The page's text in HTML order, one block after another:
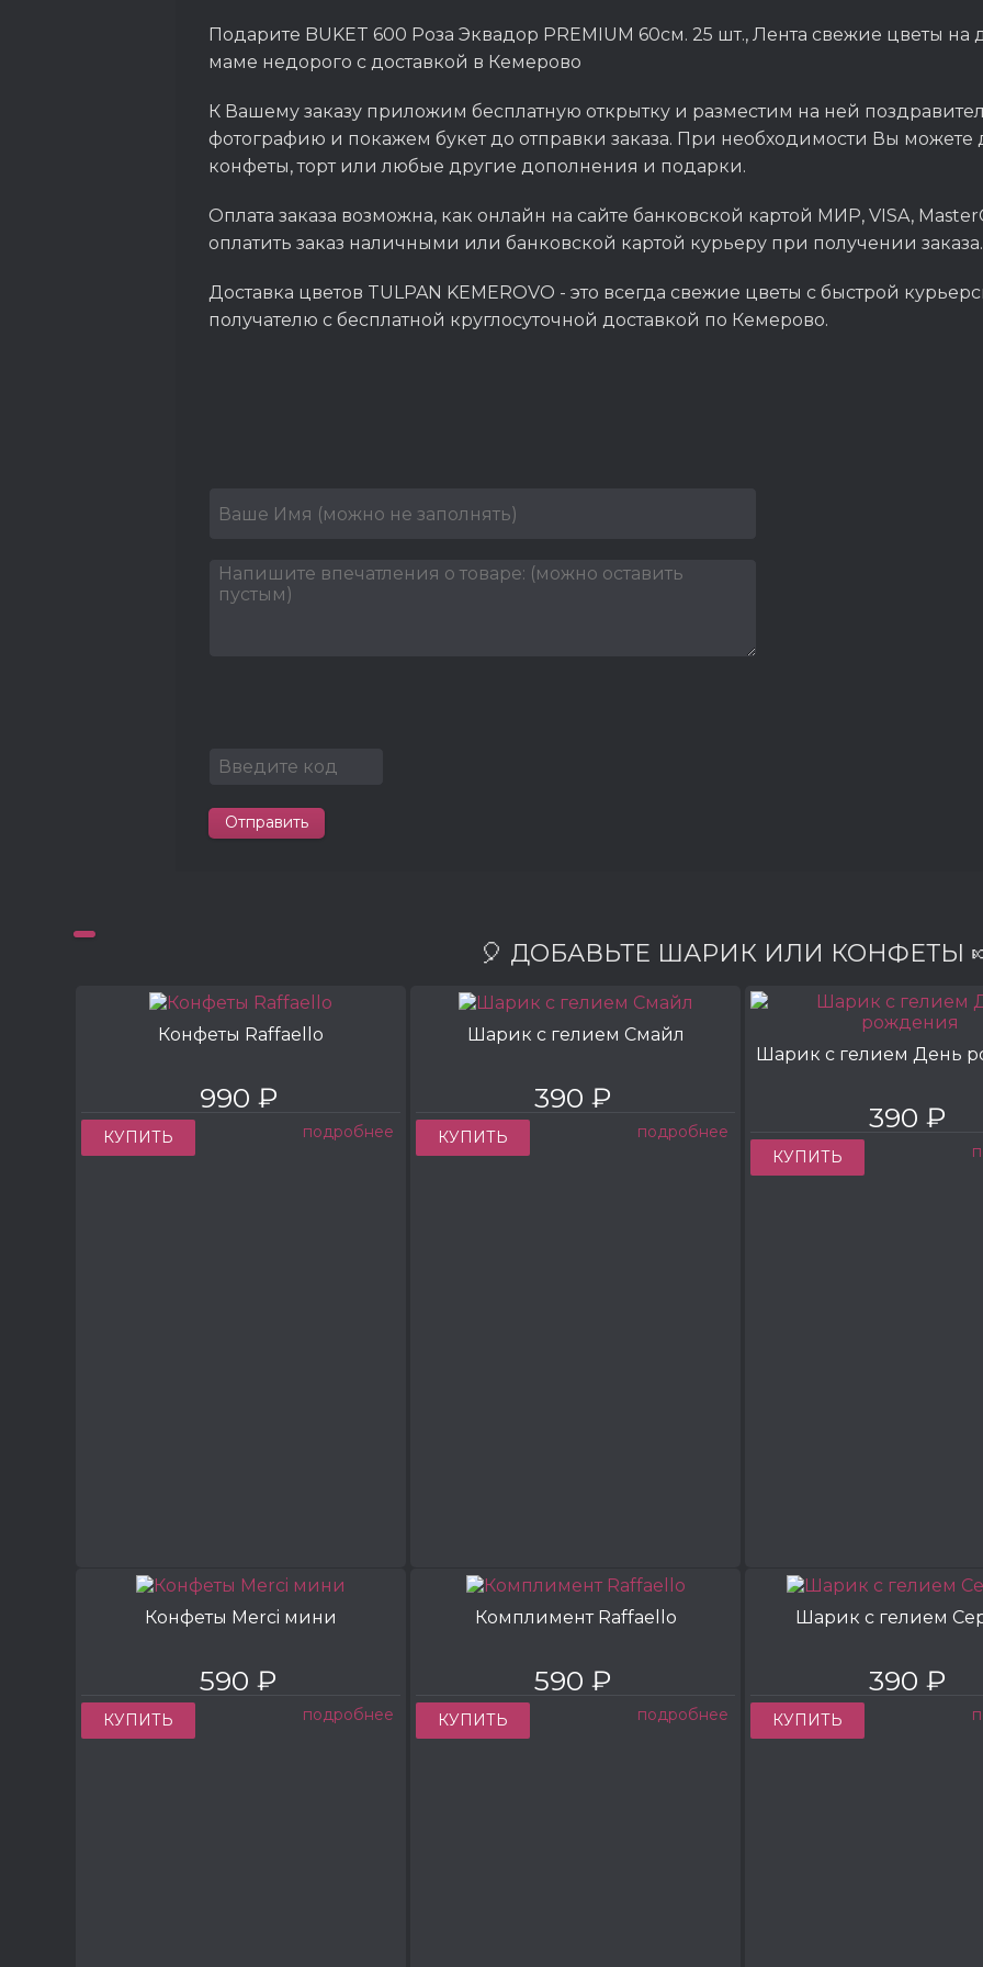
Подарите BUKET 600 Роза Эквадор PREMIUM 60см. 25 шт., Лента свежие цветы
маме недорого с доставкой в Кемерово
К Вашему заказу приложим бесплатную открытку и разместим на ней
фотографию и покажем букет до отправки заказа. При необходимости Вы можете
конфеты, торт или любые другие дополнения и подарки.
Оплата заказа возможна, как онлайн на сайте банковской картой МИР, VISA,
оплатить заказ наличными или банковской картой курьеру при получении заказа.
Доставка цветов TULPAN KEMEROVO - это всегда свежие цветы с быстрой
получателю с бесплатной круглосуточной доставкой по Кемерово.
Отправить
🎈 ДОБАВЬТЕ ШАРИК ИЛИ КОНФЕТЫ
Конфеты Raffaello
990 ₽
КУПИТЬ подробнее
Шарик с гелием Смайл
390 ₽
КУПИТЬ подробнее
Шарик с гелием День
390 ₽
КУПИТЬ
Конфеты Merci мини
590 ₽
КУПИТЬ подробнее
Комплимент Raffaello
590 ₽
КУПИТЬ подробнее
Шарик с гелием
390 ₽
КУПИТЬ